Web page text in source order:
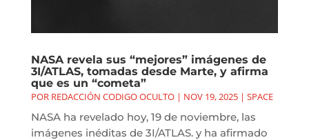
NASA revela sus “mejores” imágenes de
3I/ATLAS, tomadas desde Marte, y afirma
que es un “cometa”
POR REDACCIÓN CODIGO OCULTO| NOV 19, 2025| SPACE
NASA ha revelado hoy, 19 de noviembre, las
imágenes inéditas de 3I/ATLAS. y ha afirmado